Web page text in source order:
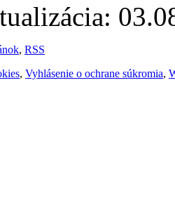
, RSS
, Vyhlásenie o ochrane súkromia,